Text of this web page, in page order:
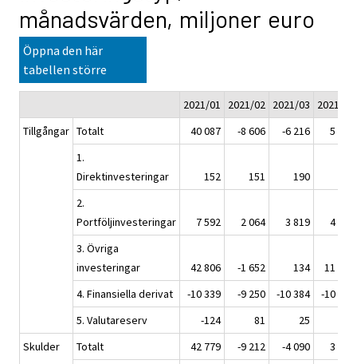
månadsvärden, miljoner euro
Öppna den här
tabellen större
2021/01 2021/02 2021/03
2021/04
Tillgångar Totalt 40 087 -8 606 -6 216
5 072
1.
Direktinvesteringar
152 151 190
2.
Portföljinvesteringar
7 592 2 064 3 819
4 488
3. Övriga
investeringar
42 806 -1 652 134
11 006
4. Finansiella derivat
-10 339 -9 250 -10 384
-10 526
5. Valutareserv
-124 81 25
Skulder
Totalt 42 779 -9 212 -4 090
3 622